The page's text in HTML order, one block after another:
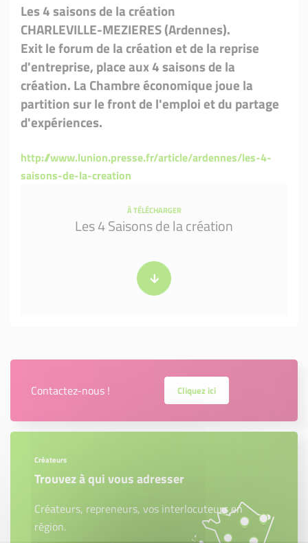
Les 4 saisons de la création
CHARLEVILLE-MEZIERES (Ardennes).
Exit le forum de la création et de la reprise
d'entreprise, place aux 4 saisons de la
création. La Chambre économique joue la
partition sur le front de l'emploi et du partage
d'expériences.
http://www.lunion.presse.fr/article/ardennes/les-4-
saisons-de-la-creation
À TÉLÉCHARGER
Les 4 Saisons de la création
Contactez-nous ! Cliquez ici
Créateurs
Trouvez à qui vous adresser
Créateurs, repreneurs, vos interlocuteurs en
région.